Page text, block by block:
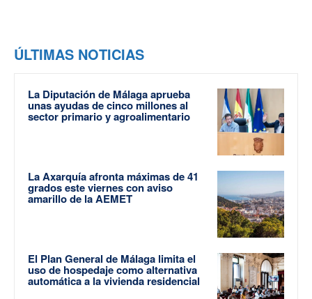
ÚLTIMAS NOTICIAS
La Diputación de Málaga aprueba
unas ayudas de cinco millones al
sector primario y agroalimentario
La Axarquía afronta máximas de 41
grados este viernes con aviso
amarillo de la AEMET
El Plan General de Málaga limita el
uso de hospedaje como alternativa
automática a la vivienda residencial